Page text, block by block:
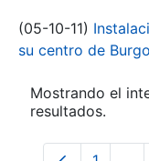
(05-10-11)
su centro de
Mostrando el
resultados.